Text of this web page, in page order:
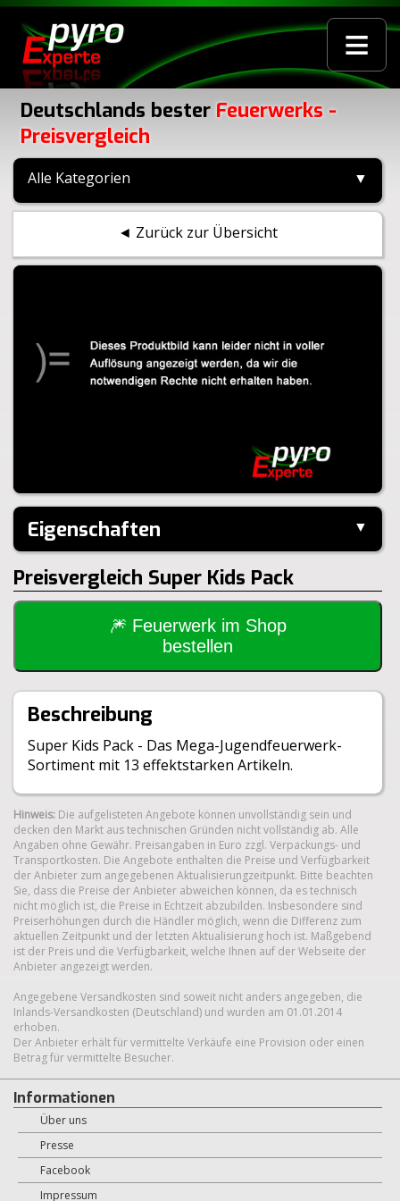
≡
Deutschlands bester Feuerwerks -
Preisvergleich
Alle Kategorien ▼
◄ Zurück zur Übersicht
Eigenschaften ▼
Hersteller:
Keller
Inhalt je Pack:
13 Stück
Inhalt je VE:
40 Stück
63x31x29cm
192g
36g
Klasse:
1.4S
BAM:
BAM-3472/05VP
Preisvergleich Super Kids Pack
🎆 Feuerwerk im Shop
bestellen
Beschreibung
Super Kids Pack - Das Mega-Jugendfeuerwerk-
Sortiment mit 13 effektstarken Artikeln.
Hinweis: Die aufgelisteten Angebote können unvollständig sein und
decken den Markt aus technischen Gründen nicht vollständig ab. Alle
Angaben ohne Gewähr. Preisangaben in Euro zzgl. Verpackungs- und
Transportkosten. Die Angebote enthalten die Preise und Verfügbarkeit
der Anbieter zum angegebenen Aktualisierungzeitpunkt. Bitte beachten
Sie, dass die Preise der Anbieter abweichen können, da es technisch
nicht möglich ist, die Preise in Echtzeit abzubilden. Insbesondere sind
Preiserhöhungen durch die Händler möglich, wenn die Differenz zum
aktuellen Zeitpunkt und der letzten Aktualisierung hoch ist. Maßgebend
ist der Preis und die Verfügbarkeit, welche Ihnen auf der Webseite der
Anbieter angezeigt werden.
Angegebene Versandkosten sind soweit nicht anders angegeben, die
Inlands-Versandkosten (Deutschland) und wurden am 01.01.2014
erhoben.
Der Anbieter erhält für vermittelte Verkäufe eine Provision oder einen
Betrag für vermittelte Besucher.
Informationen
Über uns
Presse
Facebook
Impressum